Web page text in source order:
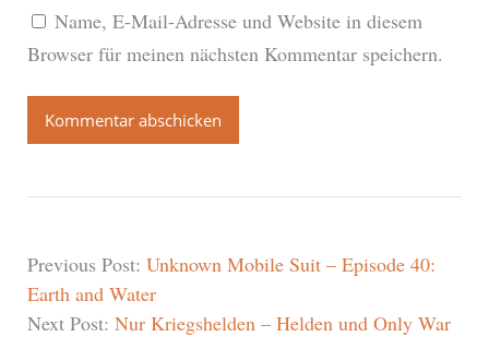
Name, E-Mail-Adresse und Website in diesem
Browser für meinen nächsten Kommentar speichern.
Previous Post: Unknown Mobile Suit – Episode 40:
Earth and Water
Next Post: Nur Kriegshelden – Helden und Only War